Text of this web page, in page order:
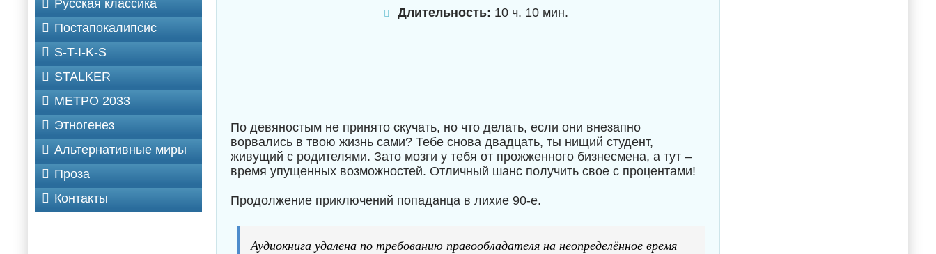
Длительность: 10 ч. 10 мин.
По девяностым не принято скучать, но что делать, если они внезапно
ворвались в твою жизнь сами? Тебе снова двадцать, ты нищий студент,
живущий с родителями. Зато мозги у тебя от прожженного бизнесмена, а тут –
время упущенных возможностей. Отличный шанс получить свое с процентами!
Продолжение приключений попаданца в лихие 90-е.
Аудиокнига удалена по требованию правообладателя на неопределённое время
Русская классика
Постапокалипсис
S-T-I-K-S
STALKER
МЕТРО 2033
Этногенез
Альтернативные миры
Проза
Контакты